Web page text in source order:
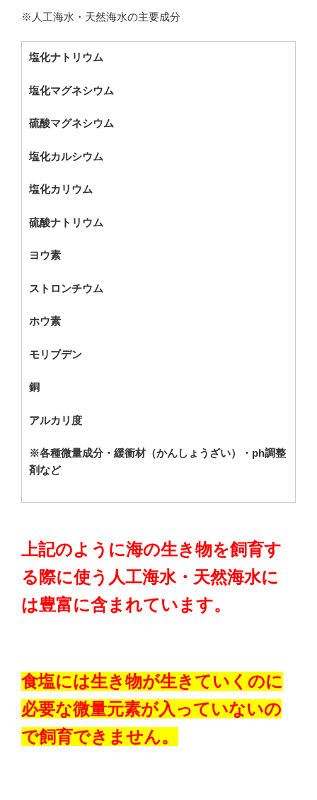
※人工海水・天然海水の主要成分
塩化ナトリウム
塩化マグネシウム
硫酸マグネシウム
塩化カルシウム
塩化カリウム
硫酸ナトリウム
ヨウ素
ストロンチウム
ホウ素
モリブデン
銅
アルカリ度
※各種微量成分・緩衝材（かんしょうざい）・ph調整
剤など
上記のように海の生き物を飼育す
る際に使う人工海水・天然海水に
は豊富に含まれています。
食塩には生き物が生きていくのに
必要な微量元素が入っていないの
で飼育できません。